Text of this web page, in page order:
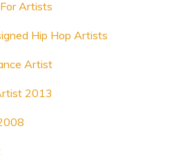
Artists
Hip Hop Artists
Artist
2013